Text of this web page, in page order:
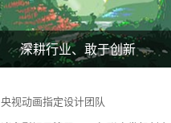
深耕行业、敢于创新
央视动画指定设计团队